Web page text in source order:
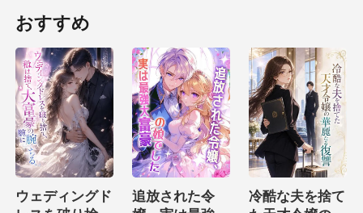
経験から、先回りして彼女の行
た。この男がどういう
人間か、
小
おすすめ
ウェディングド
追放された令
冷酷な夫を捨て